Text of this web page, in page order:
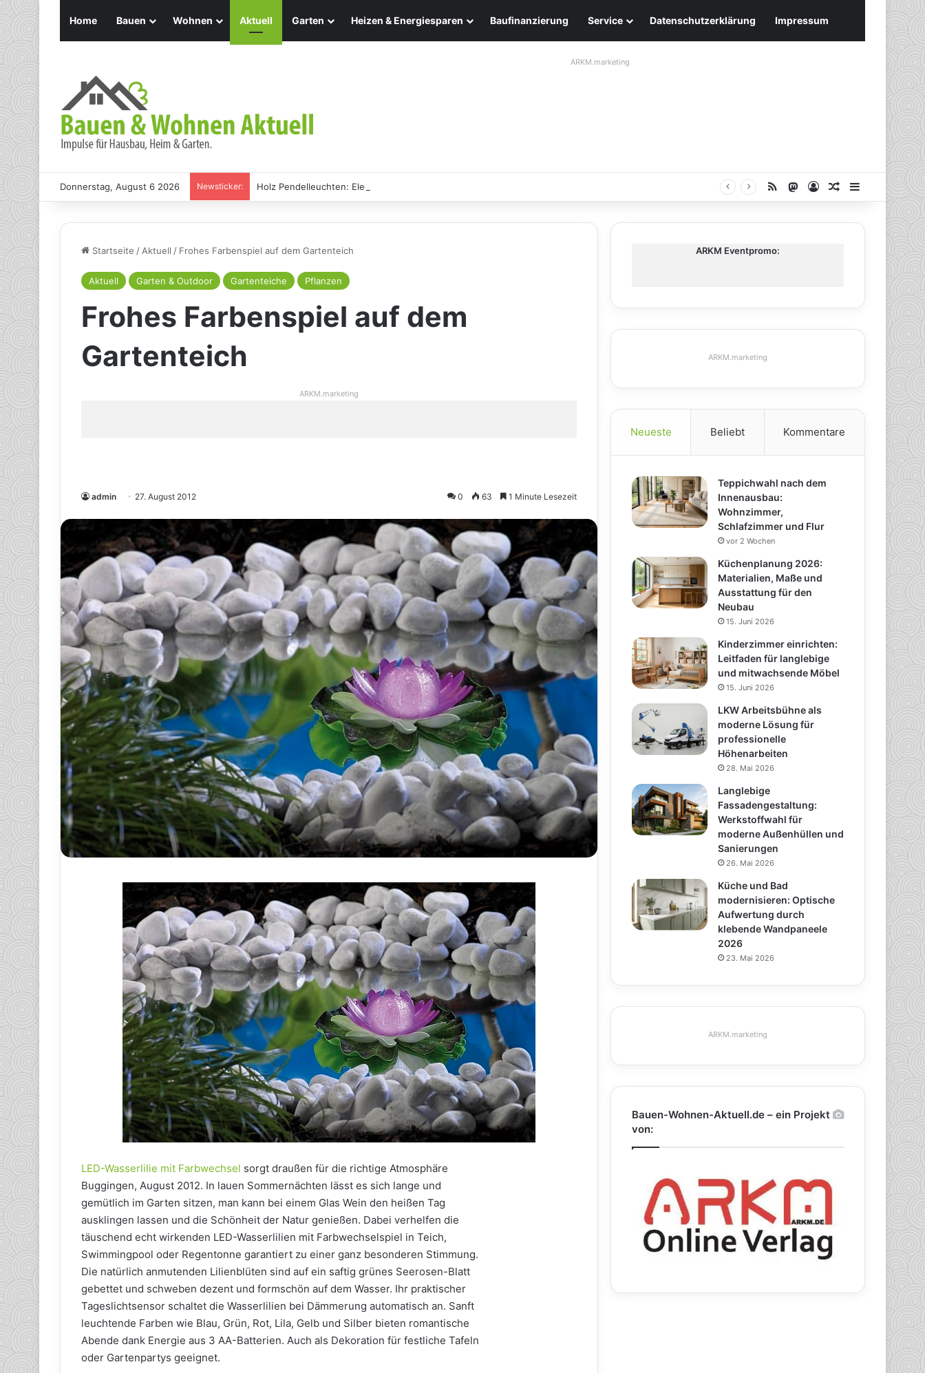
Home Bauen Wohnen Aktuell Garten Heizen & Energiesparen Baufinanzierung Service Datenschutzerklärung Impressum
ARKM.marketing
Donnerstag, August 6 2026 Newsticker: Holz Pendelleuchten: Eleganz und Nachhaltigkeit für Ihr Zuhause RSS Mastodon
AnmeldenZufälliger
Startseite /Aktuell / Frohes Farbenspiel auf dem Gartenteich
Aktuell Garten & Outdoor Gartenteiche Pflanzen
Frohes Farbenspiel auf dem
Gartenteich
ARKM.marketing
admin 27. August 2012 0 63 1 Minute Lesezeit
LED-Wasserlilie mit Farbwechsel sorgt draußen für die richtige Atmosphäre
Buggingen, August 2012. In lauen Sommernächten lässt es sich lange und
gemütlich im Garten sitzen, man kann bei einem Glas Wein den heißen Tag
ausklingen lassen und die Schönheit der Natur genießen. Dabei verhelfen die
täuschend echt wirkenden LED-Wasserlilien mit Farbwechselspiel in Teich,
Swimmingpool oder Regentonne garantiert zu einer ganz besonderen Stimmung.
Die natürlich anmutenden Lilienblüten sind auf ein saftig grünes Seerosen-Blatt
gebettet und schweben dezent und formschön auf dem Wasser. Ihr praktischer
Tageslichtsensor schaltet die Wasserlilien bei Dämmerung automatisch an. Sanft
leuchtende Farben wie Blau, Grün, Rot, Lila, Gelb und Silber bieten romantische
Abende dank Energie aus 3 AA-Batterien. Auch als Dekoration für festliche Tafeln
oder Gartenpartys geeignet.
ARKM Eventpromo:
ARKM.marketing
Neueste Beliebt Kommentare
Teppichwahl nach dem
Innenausbau:
Wohnzimmer,
Schlafzimmer und Flur
vor 2 Wochen
Küchenplanung 2026:
Materialien, Maße und
Ausstattung für den
Neubau
15. Juni 2026
Kinderzimmer einrichten:
Leitfaden für langlebige
und mitwachsende Möbel
15. Juni 2026
LKW Arbeitsbühne als
moderne Lösung für
professionelle
Höhenarbeiten
28. Mai 2026
Langlebige
Fassadengestaltung:
Werkstoffwahl für
moderne Außenhüllen und
Sanierungen
26. Mai 2026
Küche und Bad
modernisieren: Optische
Aufwertung durch
klebende Wandpaneele
2026
23. Mai 2026
ARKM.marketing
Bauen-Wohnen-Aktuell.de – ein Projekt
von: